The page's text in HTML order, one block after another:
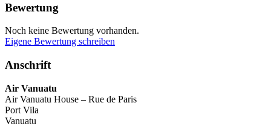
Bewertung
Noch keine Bewertung vorhanden.
Eigene Bewertung schreiben
Anschrift
Air Vanuatu
Air Vanuatu House – Rue de Paris
Port Vila
Vanuatu